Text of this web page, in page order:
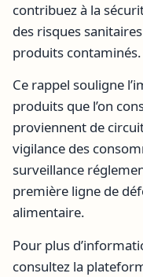
contribuez à la
des risques
produits contaminés.
Ce rappel souligne
produits que l’on
proviennent de
vigilance des
surveillance
première ligne de
alimentaire.
Pour plus
consultez la